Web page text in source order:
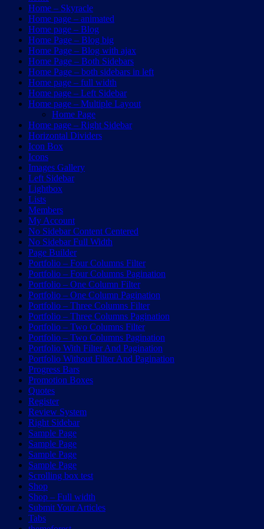
Home – Skyracle
Home page – animated
Home page – Blog
Home Page – Blog big
Home Page – Blog with ajax
Home Page – Both Sidebars
Home Page – both sidebars in left
Home page – full width
Home page – Left Sidebar
Home page – Multiple Layout
Home Page
Home page – Right Sidebar
Horizontal Dividers
Icon Box
Icons
Images Gallery
Left Sidebar
Lightbox
Lists
Members
My Account
No Sidebar Content Centered
No Sidebar Full Width
Page Builder
Portfolio – Four Columns Filter
Portfolio – Four Columns Pagination
Portfolio – One Column Filter
Portfolio – One Column Pagination
Portfolio – Three Columns Filter
Portfolio – Three Columns Pagination
Portfolio – Two Columns Filter
Portfolio – Two Columns Pagination
Portfolio With Filter And Pagination
Portfolio Without Filter And Pagination
Progress Bars
Promotion Boxes
Quotes
Register
Review System
Right Sidebar
Sample Page
Sample Page
Sample Page
Sample Page
Scrolling box test
Shop
Shop – Full width
Submit Your Articles
Tabs